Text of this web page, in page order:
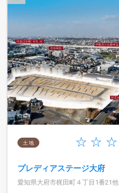
土 地
プレディアステージ大府
愛知県大府市梶田町４丁目1番21他